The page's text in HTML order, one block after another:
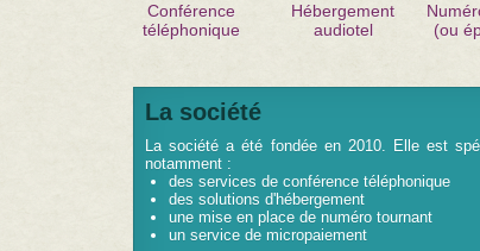
Conférence
téléphonique
Hébergement
audiotel
(ou
La société
La société a été fondée en 2010. Elle est
notamment :
des services de conférence téléphonique
des solutions d'hébergement
une mise en place de numéro tournant
un service de micropaiement